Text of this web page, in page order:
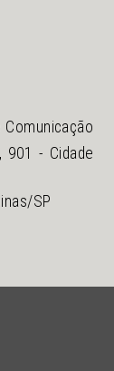
901 - Cidade
SP